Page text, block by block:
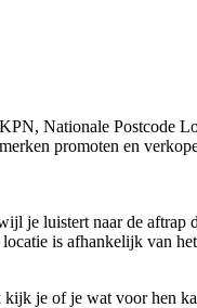
Nationale
promoten en
je luistert naar de
is afhankelijk van
je of je wat voor hen